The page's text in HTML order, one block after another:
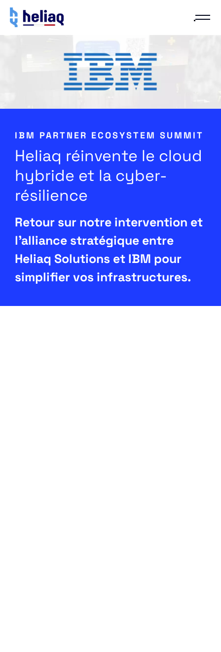
IBM PARTNER ECOSYSTEM SUMMIT
Heliaq réinvente le cloud
hybride et la cyber-
résilience
Retour sur notre intervention et
l'alliance stratégique entre
Heliaq Solutions et IBM pour
simplifier vos infrastructures.